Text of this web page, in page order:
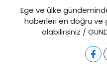
Ege ve ülke
haberleri en doğru ve
olabilirsiniz /